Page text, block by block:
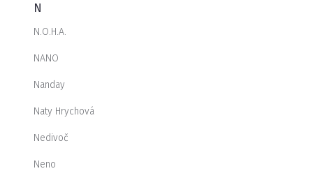
N
N.O.H.A.
NANO
Nanday
Naty Hrychová
Nedivoč
Neno